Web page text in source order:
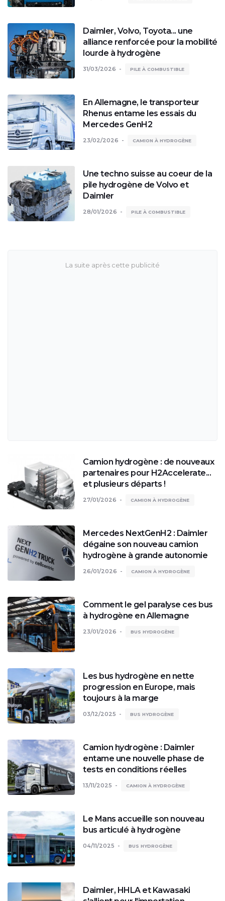
également des solutions hydrogène à destination des
opérateurs de transport urbain et interurbain, complétant
une gamme qui couvre désormais l'ensemble du spectre
du transport collectif à zéro émission.
Daimler, Volvo, Toyota... une
alliance renforcée pour la mobilité
lourde à hydrogène
31/03/2026 PILE À COMBUSTIBLE
En Allemagne, le transporteur
Rhenus entame les essais du
Mercedes GenH2
23/02/2026 CAMION À HYDROGÈNE
Une techno suisse au coeur de la
pile hydrogène de Volvo et
Daimler
28/01/2026 PILE À COMBUSTIBLE
Camion hydrogène : de nouveaux
partenaires pour H2Accelerate...
et plusieurs départs !
27/01/2026 CAMION À HYDROGÈNE
Mercedes NextGenH2 : Daimler
dégaine son nouveau camion
hydrogène à grande autonomie
26/01/2026 CAMION À HYDROGÈNE
Comment le gel paralyse ces bus
à hydrogène en Allemagne
23/01/2026 BUS HYDROGÈNE
Les bus hydrogène en nette
progression en Europe, mais
toujours à la marge
03/12/2025 BUS HYDROGÈNE
Camion hydrogène : Daimler
entame une nouvelle phase de
tests en conditions réelles
13/11/2025 CAMION À HYDROGÈNE
Le Mans accueille son nouveau
bus articulé à hydrogène
04/11/2025 BUS HYDROGÈNE
Daimler, HHLA et Kawasaki